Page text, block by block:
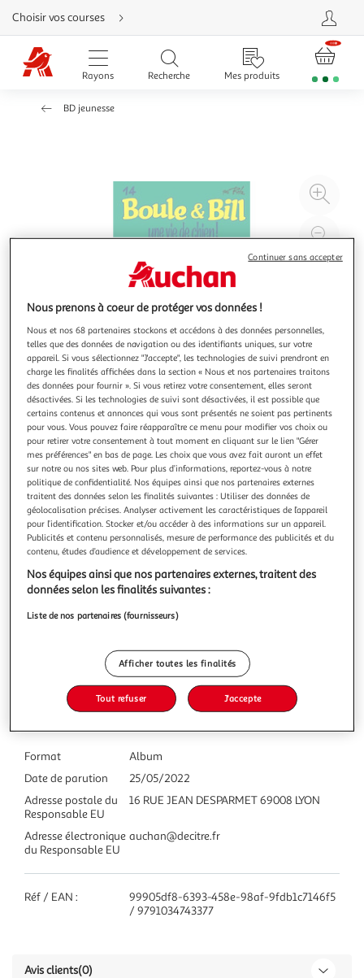
Aller
directement
au
contenu
Aller
directement
Aller
Choisir vos courses
Rayons Recherche Mes produits
BD jeunesse
à
BOULE & BILL TOME 14 : UNE VIE DE CHIEN !, Roba
Jean
Auteur : Roba JeanEditeur : DUPUISDate de parution :
06/09/2019Nombre de pages : 48Dimensions : 30.0 x 23.0
x 0.9
En savoir +
Vous voulez connaître le prix de ce produit ?
Afficher le prix
Caractéristiques
Format
Album
Date de parution
25/05/2022
Adresse postale du
Responsable EU
16 RUE JEAN DESPARMET 69008 LYON
Adresse électronique
du Responsable EU
auchan@decitre.fr
Réf / EAN :
99905df8-6393-458e-98af-9fdb1c7146f5
/ 9791034743377
Avis clients(0)
Nous prenons à coeur de protéger vos données !
Nous et nos 68 partenaires stockons et accédons à des données personnelles,
telles que des données de navigation ou des identifiants uniques, sur votre
appareil. Si vous sélectionnez "J'accepte", les technologies de suivi prendront en
charge les finalités affichées dans la section « Nous et nos partenaires traitons
des données pour fournir ». Si vous retirez votre consentement, elles seront
désactivées. Si les technologies de suivi sont désactivées, il est possible que
certains contenus et annonces qui vous sont présentés ne soient pas pertinents
pour vous. Vous pouvez faire réapparaître ce menu pour modifier vos choix ou
pour retirer votre consentement à tout moment en cliquant sur le lien "Gérer
mes préférences" en bas de page. Les choix que vous avez fait auront un effet
sur notre ou nos sites web. Pour plus d’informations, reportez-vous à notre
politique de confidentialité. Nos équipes ainsi que nos partenaires externes
traitent des données selon les finalités suivantes : Utiliser des données de
géolocalisation précises. Analyser activement les caractéristiques de l’appareil
pour l’identification. Stocker et/ou accéder à des informations sur un appareil.
Publicités et contenu personnalisés, mesure de performance des publicités et du
contenu, études d’audience et développement de services.
Nos équipes ainsi que nos partenaires externes, traitent des
données selon les finalités suivantes :
Liste de nos partenaires (fournisseurs)
Afficher toutes les finalités
Tout refuser J'accepte
Continuer sans accepter